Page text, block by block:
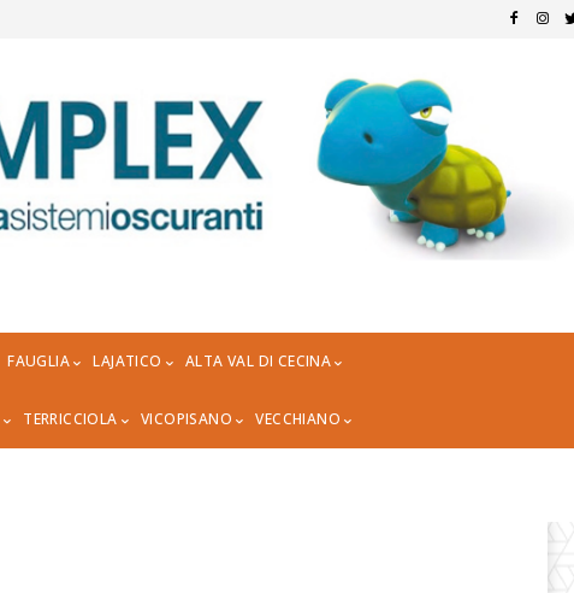
FAUGLIA LAJATICO ALTA VAL DI CECINA
TERRICCIOLA VICOPISANO VECCHIANO